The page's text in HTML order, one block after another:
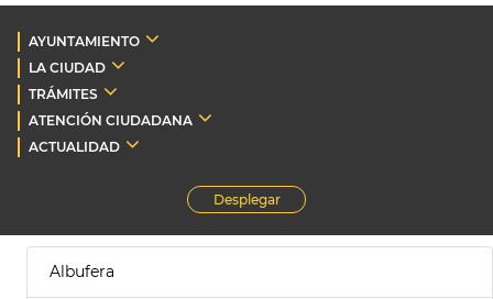
AYUNTAMIENTO
LA CIUDAD
TRÁMITES
ATENCIÓN CIUDADANA
ACTUALIDAD
Desplegar
Albufera